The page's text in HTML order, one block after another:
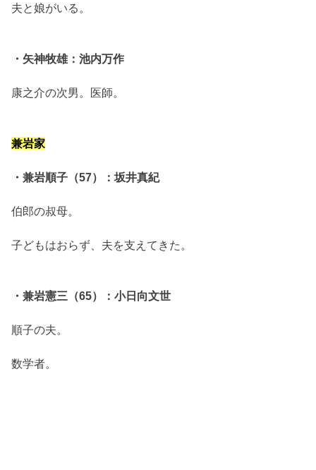
夫と娘がいる。
・矢神牧雄：池内万作
康之介の次男。医師。
兼岩家
・兼岩順子（57）：坂井真紀
伯郎の叔母。
子どもはおらず、夫を支えてきた。
・兼岩憲三（65）：小日向文世
順子の夫。
数学者。